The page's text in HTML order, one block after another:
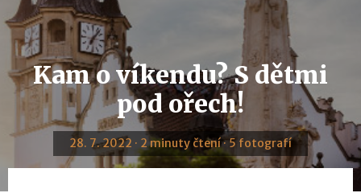
Kam o víkendu? S dětmi
pod ořech!
28. 7. 2022 · 2 minuty čtení · 5 fotografí